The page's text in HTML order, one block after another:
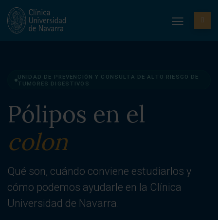
Pólipos en el
colon
Qué son, cuándo conviene estudiarlos y
cómo podemos ayudarle en la Clínica
Universidad de Navarra.